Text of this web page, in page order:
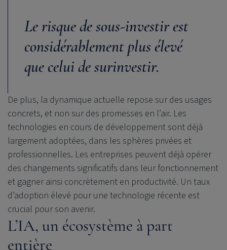
Le risque de sous-investir est
considérablement plus élevé
que celui de surinvestir.
De plus, la dynamique actuelle repose sur des usages
concrets, et non sur des promesses en l’air. Les
technologies en cours de développement sont déjà
largement adoptées, dans les sphères privées et
professionnelles. Les entreprises peuvent déjà opérer
des changements significatifs dans leur fonctionnement
et gagner ainsi concrètement en productivité. Un taux
d’adoption élevé pour une technologie récente est
crucial pour son avenir.
L’IA, un écosystème à part
entière